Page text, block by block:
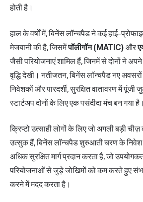
होती है।
हाल के वर्षों में, बिनेंस लॉन्चपैड ने कई हाई-
मेजबानी की है, जिसमेंपॉलीगॉन (MATIC) और
जैसी परियोजनाएं शामिल हैं, जिनमें से दोनों ने
वृद्धि देखी। नतीजतन, बिनेंस लॉन्चपैड नए
निवेशकों और पारदर्शी, सुरक्षित वातावरण में
स्टार्टअप दोनों के लिए एक पसंदीदा मंच बन गया है।
क्रिप्टो उत्साही लोगों के लिए जो अगली बड़ी
उत्सुक हैं, बिनेंस लॉन्चपैड शुरुआती चरण के
अधिक सुरक्षित मार्ग प्रदान करता है, जो
परियोजनाओं से जुड़े जोखिमों को कम करते हुए
करने में मदद करता है।